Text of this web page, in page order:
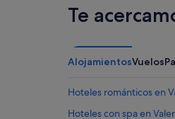
Te
AlojamientosVuelos
Hoteles románticos en
Hoteles con spa en